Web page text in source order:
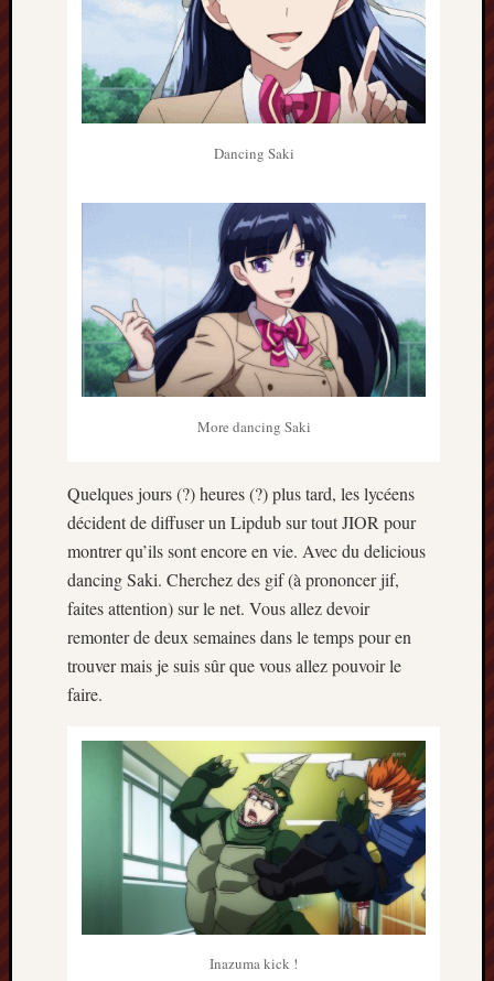
Dancing Saki
More dancing Saki
Quelques jours (?) heures (?) plus tard, les lycéens
décident de diffuser un Lipdub sur tout JIOR pour
montrer qu’ils sont encore en vie. Avec du delicious
dancing Saki. Cherchez des gif (à prononcer jif,
faites attention) sur le net. Vous allez devoir
remonter de deux semaines dans le temps pour en
trouver mais je suis sûr que vous allez pouvoir le
faire.
Inazuma kick !